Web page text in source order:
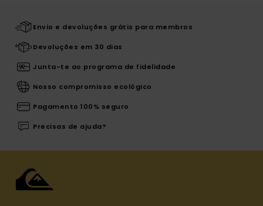
Envio e devoluções grátis para membros
Devoluções em 30 dias
Junta-te ao programa de fidelidade
Nosso compromisso ecológico
Pagamento 100% seguro
Precisas de ajuda?